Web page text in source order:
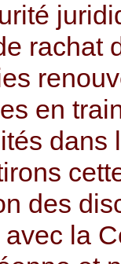
rachat
en
dans
des
avec la